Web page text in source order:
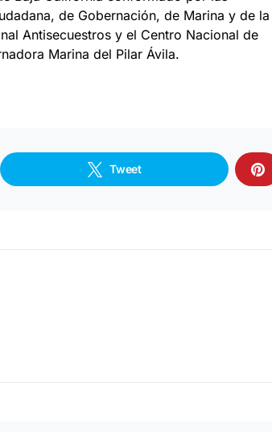
de Gobernación, de Marina y de la
Antisecuestros y el Centro Nacional de
Marina del Pilar Ávila.
Tweet